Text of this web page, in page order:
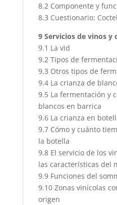
8.2 Componente y
8.3 Cuestionario:
9 Servicios de vinos y
9.1 La vid
9.2 Tipos de
9.3 Otros tipos de
9.4 La crianza de
9.5 La fermentación y
blancos en barrica
9.6 La crianza en
9.7 Cómo y cuánto
la botella
9.8 El servicio de los
las características del
9.9 Funciones del
9.10 Zonas vinícolas
origen